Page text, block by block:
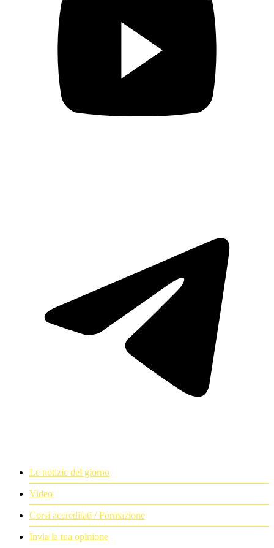
Le notizie del giorno
Video
Corsi accreditati / Formazione
Invia la tua opinione